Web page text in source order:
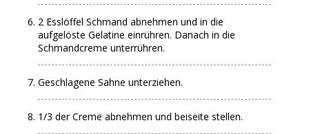
2 Esslöffel Schmand abnehmen und in die
aufgelöste Gelatine einrühren. Danach in die
Schmandcreme unterrühren.
Geschlagene Sahne unterziehen.
1/3 der Creme abnehmen und beiseite stellen.